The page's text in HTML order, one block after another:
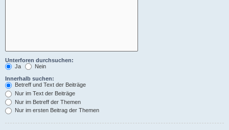
Unterforen durchsuchen:
Ja
Nein
Innerhalb suchen:
Betreff und Text der Beiträge
Nur im Text der Beiträge
Nur im Betreff der Themen
Nur im ersten Beitrag der Themen